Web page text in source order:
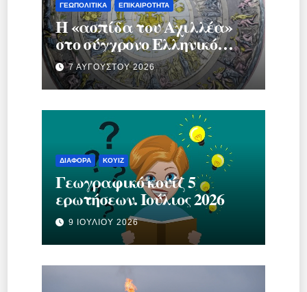
ΓΕΩΠΟΛΙΤΙΚΆ ΕΠΙΚΑΙΡΌΤΗΤΑ
Η «ασπίδα του Αχιλλέα»
στο σύγχρονο Ελληνικό
κράτος.
7 ΑΥΓΟΎΣΤΟΥ 2026
ΔΙΆΦΟΡΑ ΚΟΥΊΖ
Γεωγραφικό κουίζ 5
ερωτήσεων. Ιούλιος 2026
9 ΙΟΥΛΊΟΥ 2026